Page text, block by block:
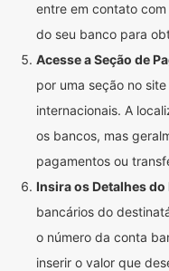
entre em contato
do seu banco para
Acesse a Seção de
por uma seção no
internacionais. A
os bancos, mas
pagamentos ou
Insira os Detalhes do
bancários do
o número da conta
inserir o valor que